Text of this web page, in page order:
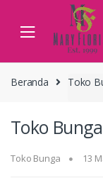
navigation
content
Beranda Toko
Toko
Toko Bunga 13